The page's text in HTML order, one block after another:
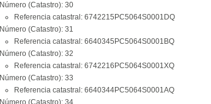
Número (Catastro): 30
Referencia catastral: 6742215PC5064S0001DQ
Número (Catastro): 31
Referencia catastral: 6640345PC5064S0001BQ
Número (Catastro): 32
Referencia catastral: 6742216PC5064S0001XQ
Número (Catastro): 33
Referencia catastral: 6640344PC5064S0001AQ